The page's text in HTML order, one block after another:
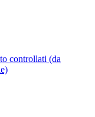
controllati (da